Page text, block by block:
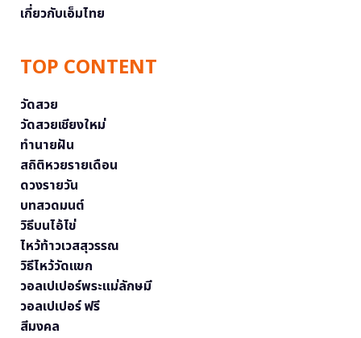
เกี่ยวกับเอ็มไทย
TOP CONTENT
วัดสวย
วัดสวยเชียงใหม่
ทำนายฝัน
สถิติหวยรายเดือน
ดวงรายวัน
บทสวดมนต์
วิธีบนไอ้ไข่
ไหว้ท้าวเวสสุวรรณ
วิธีไหว้วัดแขก
วอลเปเปอร์พระแม่ลักษมี
วอลเปเปอร์ ฟรี
สีมงคล